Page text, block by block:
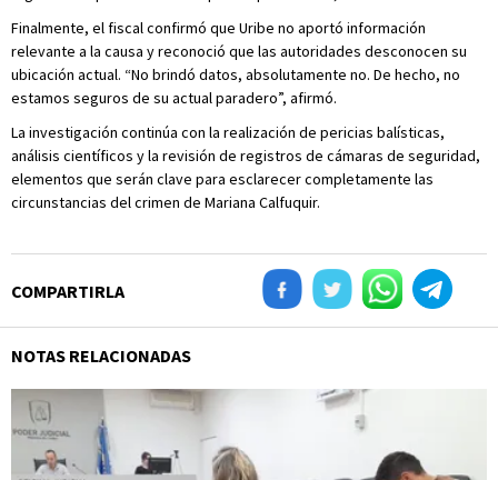
Finalmente, el fiscal confirmó que Uribe no aportó información
relevante a la causa y reconoció que las autoridades desconocen su
ubicación actual. “No brindó datos, absolutamente no. De hecho, no
estamos seguros de su actual paradero”, afirmó.
La investigación continúa con la realización de pericias balísticas,
análisis científicos y la revisión de registros de cámaras de seguridad,
elementos que serán clave para esclarecer completamente las
circunstancias del crimen de Mariana Calfuquir.
COMPARTIRLA
NOTAS RELACIONADAS